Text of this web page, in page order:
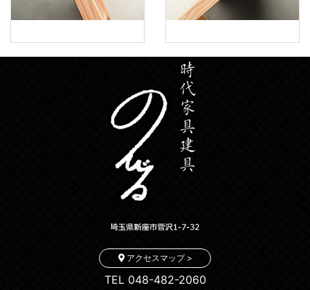
アクセスマップ >
TEL 048-482-2060